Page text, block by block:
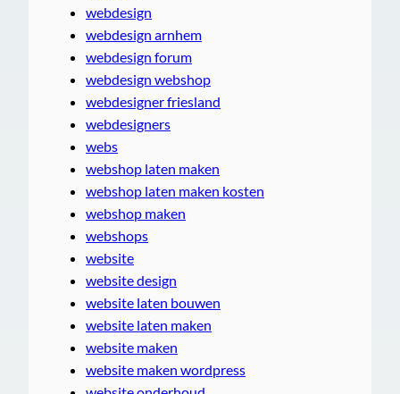
webdesign
webdesign arnhem
webdesign forum
webdesign webshop
webdesigner friesland
webdesigners
webs
webshop laten maken
webshop laten maken kosten
webshop maken
webshops
website
website design
website laten bouwen
website laten maken
website maken
website maken wordpress